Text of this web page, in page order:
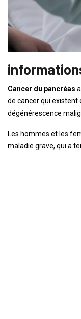
Cancer du pancréas
de cancer qui
dégénérescence
Les hommes et les
maladie grave, qui a